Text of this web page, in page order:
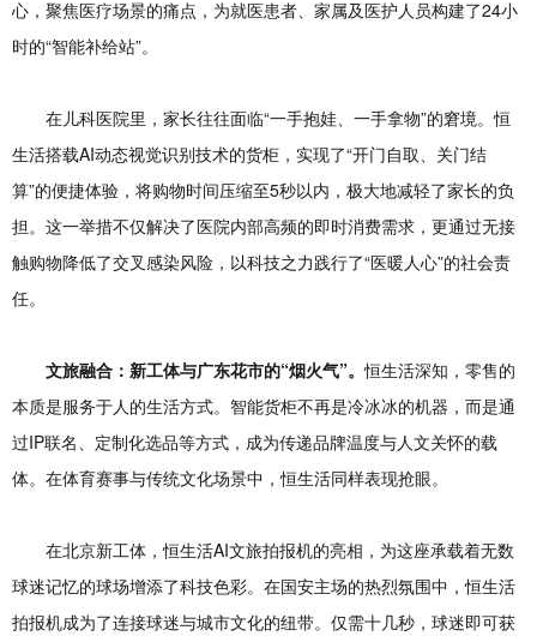
心，聚焦医疗场景的痛点，为就医患者、家属及医护人员构建了24小
时的“智能补给站”。
在儿科医院里，家长往往面临“一手抱娃、一手拿物”的窘境。恒
生活搭载AI动态视觉识别技术的货柜，实现了“开门自取、关门结
算”的便捷体验，将购物时间压缩至5秒以内，极大地减轻了家长的负
担。这一举措不仅解决了医院内部高频的即时消费需求，更通过无接
触购物降低了交叉感染风险，以科技之力践行了“医暖人心”的社会责
任。
文旅融合：新工体与广东花市的“烟火气”。恒生活深知，零售的
本质是服务于人的生活方式。智能货柜不再是冷冰冰的机器，而是通
过IP联名、定制化选品等方式，成为传递品牌温度与人文关怀的载
体。在体育赛事与传统文化场景中，恒生活同样表现抢眼。
在北京新工体，恒生活AI文旅拍报机的亮相，为这座承载着无数
球迷记忆的球场增添了科技色彩。在国安主场的热烈氛围中，恒生活
拍报机成为了连接球迷与城市文化的纽带。仅需十几秒，球迷即可获